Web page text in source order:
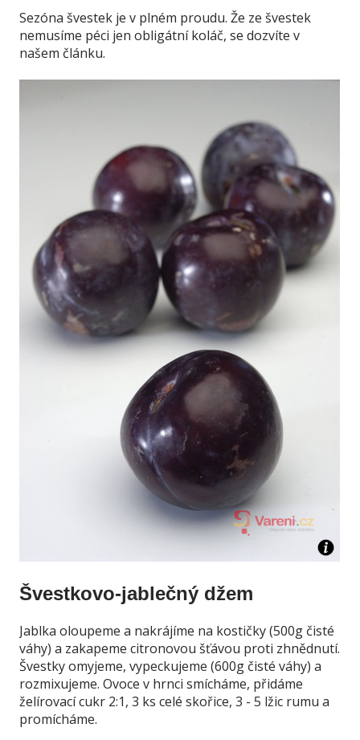
Sezóna švestek je v plném proudu. Že ze švestek
nemusíme péci jen obligátní koláč, se dozvíte v
našem článku.
Švestkovo-jablečný džem
Jablka oloupeme a nakrájíme na kostičky (500g čisté
váhy) a zakapeme citronovou šťávou proti zhnědnutí.
Švestky omyjeme, vypeckujeme (600g čisté váhy) a
rozmixujeme. Ovoce v hrnci smícháme, přidáme
želírovací cukr 2:1, 3 ks celé skořice, 3 - 5 lžic rumu a
promícháme.